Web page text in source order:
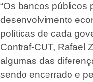
“Os bancos públicos
desenvolvimento
políticas de cada
Contraf-CUT, Rafael
algumas das
sendo encerrado e